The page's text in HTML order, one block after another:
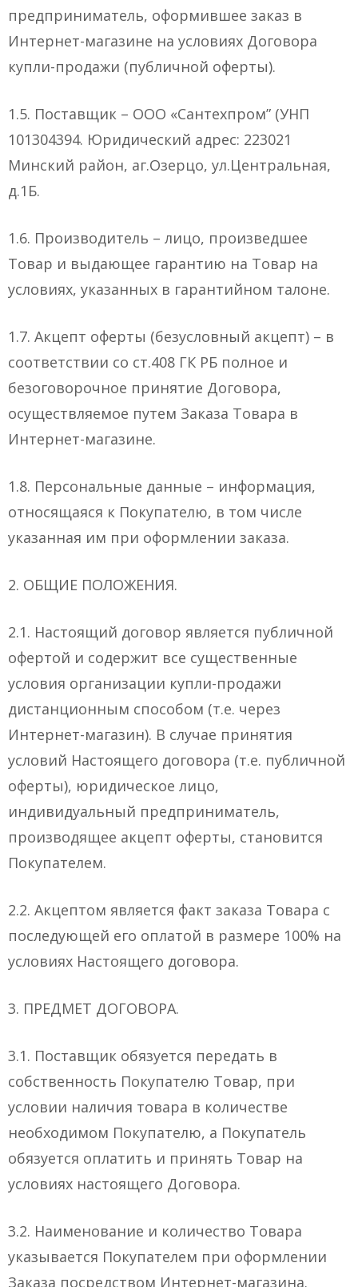
предприниматель, оформившее заказ в
Интернет-магазине на условиях Договора
купли-продажи (публичной оферты).
1.5. Поставщик – ООО «Сантехпром” (УНП
101304394. Юридический адрес: 223021
Минский район, аг.Озерцо, ул.Центральная,
д.1Б.
1.6. Производитель – лицо, произведшее
Товар и выдающее гарантию на Товар на
условиях, указанных в гарантийном талоне.
1.7. Акцепт оферты (безусловный акцепт) – в
соответствии со ст.408 ГК РБ полное и
безоговорочное принятие Договора,
осуществляемое путем Заказа Товара в
Интернет-магазине.
1.8. Персональные данные – информация,
относящаяся к Покупателю, в том числе
указанная им при оформлении заказа.
2. ОБЩИЕ ПОЛОЖЕНИЯ.
2.1. Настоящий договор является публичной
офертой и содержит все существенные
условия организации купли-продажи
дистанционным способом (т.е. через
Интернет-магазин). В случае принятия
условий Настоящего договора (т.е. публичной
оферты), юридическое лицо,
индивидуальный предприниматель,
производящее акцепт оферты, становится
Покупателем.
2.2. Акцептом является факт заказа Товара с
последующей его оплатой в размере 100% на
условиях Настоящего договора.
3. ПРЕДМЕТ ДОГОВОРА.
3.1. Поставщик обязуется передать в
собственность Покупателю Товар, при
условии наличия товара в количестве
необходимом Покупателю, а Покупатель
обязуется оплатить и принять Товар на
условиях настоящего Договора.
3.2. Наименование и количество Товара
указывается Покупателем при оформлении
Заказа посредством Интернет-магазина.